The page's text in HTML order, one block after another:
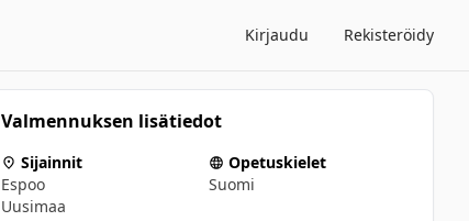
Kirjaudu Rekisteröidy
Valmennuksen lisätiedot
Sijainnit
Espoo
Uusimaa
Opetuskielet
Suomi